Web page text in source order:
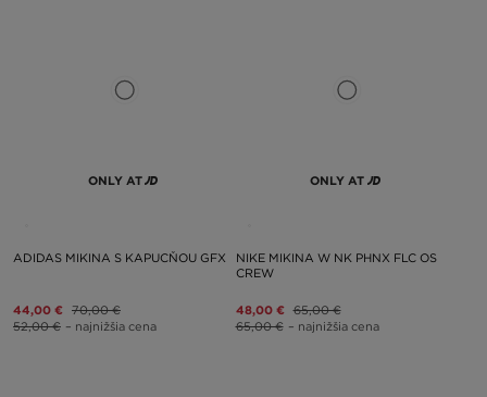
ONLY AT
ADIDAS MIKINA S KAPUCŇOU GFX
44,00 € 70,00 €
52,00 € – najnižšia cena
ONLY AT
NIKE MIKINA W NK PHNX FLC OS
CREW
48,00 € 65,00 €
65,00 € – najnižšia cena